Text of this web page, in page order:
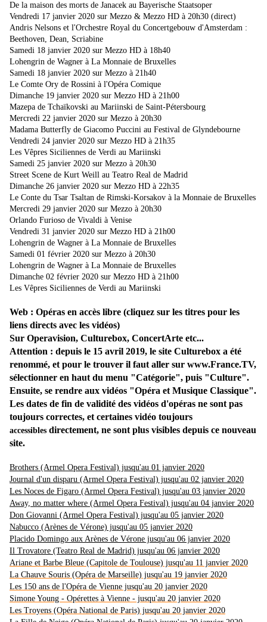
De la maison des morts de Janacek au Bayerische Staatsoper
Vendredi 17 janvier 2020 sur Mezzo & Mezzo HD à 20h30 (direct)
Andris Nelsons et l'Orchestre Royal du Concertgebouw d'Amsterdam :
Beethoven, Dean, Scriabine
Samedi 18 janvier 2020 sur Mezzo HD à 18h40
Lohengrin de Wagner à La Monnaie de Bruxelles
Samedi 18 janvier 2020 sur Mezzo à 21h40
Le Comte Ory de Rossini à l'Opéra Comique
Dimanche 19 janvier 2020 sur Mezzo HD à 21h00
Mazepa de Tchaïkovski au Mariinski de Saint-Pétersbourg
Mercredi 22 janvier 2020 sur Mezzo à 20h30
Madama Butterfly de Giacomo Puccini au Festival de Glyndebourne
Vendredi 24 janvier 2020 sur Mezzo HD à 21h35
Les Vêpres Siciliennes de Verdi au Mariinski
Samedi 25 janvier 2020 sur Mezzo à 20h30
Street Scene de Kurt Weill au Teatro Real de Madrid
Dimanche 26 janvier 2020 sur Mezzo HD à 22h35
Le Conte du Tsar Tsaltan de Rimski-Korsakov à la Monnaie de Bruxelles
Mercredi 29 janvier 2020 sur Mezzo à 20h30
Orlando Furioso de Vivaldi à Venise
Vendredi 31 janvier 2020 sur Mezzo HD à 21h00
Lohengrin de Wagner à La Monnaie de Bruxelles
Samedi 01 février 2020 sur Mezzo à 20h30
Lohengrin de Wagner à La Monnaie de Bruxelles
Dimanche 02 février 2020 sur Mezzo HD à 21h00
Les Vêpres Siciliennes de Verdi au Mariinski
Web : Opéras en accès libre (cliquez sur les titres pour les
liens directs avec les vidéos)
Sur Operavision, Culturebox, ConcertArte etc...
Attention : depuis le 15 avril 2019, le site Culturebox a été
renommé, et pour le trouver il faut aller sur www.France.TV,
sélectionner en haut du menu "Catégorie", puis "Culture".
Ensuite, se rendre aux vidéos "Opéra et Musique Classique".
Les dates de fin de validité des vidéos d'opéras ne sont pas
toujours correctes, et certaines vidéo toujours
accessibles directement, ne sont plus visibles depuis ce nouveau
site.
Brothers (Armel Opera Festival) jusqu'au 01 janvier 2020
Journal d'un disparu (Armel Opera Festival) jusqu'au 02 janvier 2020
Les Noces de Figaro (Armel Opera Festival) jusqu'au 03 janvier 2020
Away, no matter where (Armel Opera Festival) jusqu'au 04 janvier 2020
Don Giovanni (Armel Opera Festival) jusqu'au 05 janvier 2020
Nabucco (Arènes de Vérone) jusqu'au 05 janvier 2020
Placido Domingo aux Arènes de Vérone jusqu'au 06 janvier 2020
Il Trovatore (Teatro Real de Madrid) jusqu'au 06 janvier 2020
Ariane et Barbe Bleue (Capitole de Toulouse) jusqu'au 11 janvier 2020
La Chauve Souris (Opéra de Marseille) jusqu'au 19 janvier 2020
Les 150 ans de l'Opéra de Vienne jusqu'au 20 janvier 2020
Simone Young - Opérettes à Vienne - jusqu'au 20 janvier 2020
Les Troyens (Opéra National de Paris) jusqu'au 20 janvier 2020